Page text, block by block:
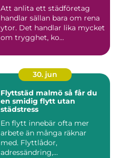
Att anlita ett städföretag
handlar sällan bara om rena
ytor. Det handlar lika mycket
om trygghet, ko...
30. jun
Flyttstäd malmö så får du
en smidig flytt utan
städstress
En flytt innebär ofta mer
arbete än många räknar
med. Flyttlådor,
adressändring,